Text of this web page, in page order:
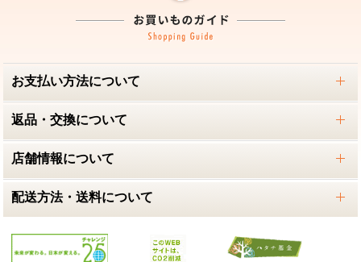
お支払い方法について
返品・交換について
店舗情報について
配送方法・送料について